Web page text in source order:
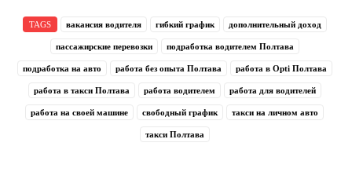
TAGS вакансия водителя гибкий график дополнительный доход
пассажирские перевозки подработка водителем Полтава
подработка на авто работа без опыта Полтава работа в Opti Полтава
работа в такси Полтава работа водителем работа для водителей
работа на своей машине свободный график такси на личном авто
такси Полтава